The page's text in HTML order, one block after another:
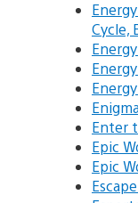
Cycle,
Enter
Epic
Epic